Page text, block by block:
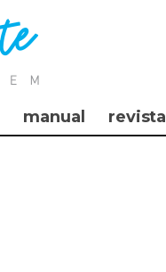
manual revista